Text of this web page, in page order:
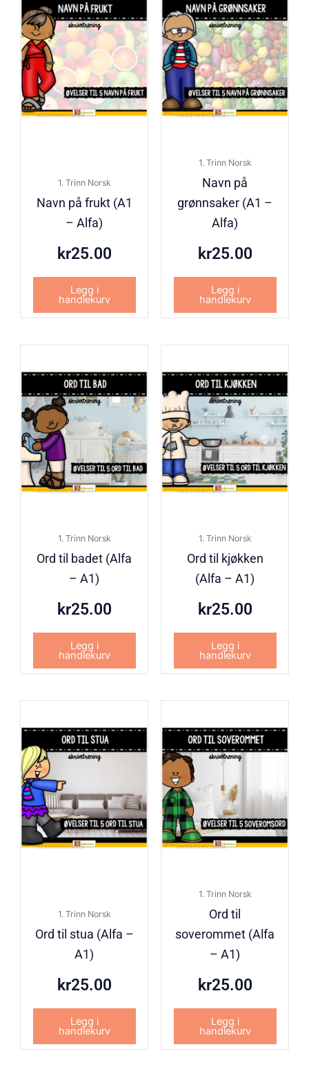
1. Trinn Norsk
Navn på frukt (A1
– Alfa)
kr25.00
Legg i
handlekurv
1. Trinn Norsk
Navn på
grønnsaker (A1 –
Alfa)
kr25.00
Legg i
handlekurv
1. Trinn Norsk
Ord til badet (Alfa
– A1)
kr25.00
Legg i
handlekurv
1. Trinn Norsk
Ord til kjøkken
(Alfa – A1)
kr25.00
Legg i
handlekurv
1. Trinn Norsk
Ord til stua (Alfa –
A1)
kr25.00
Legg i
handlekurv
1. Trinn Norsk
Ord til
soverommet (Alfa
– A1)
kr25.00
Legg i
handlekurv